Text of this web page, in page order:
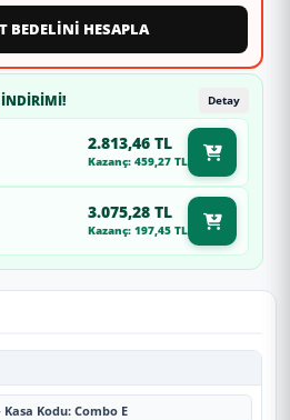
BEDELİNİ HESAPLA
Detay
2.813,46 TL
Kazanç: 459,27 TL
3.075,28 TL
Kazanç: 197,45 TL
Kasa Kodu: Combo E